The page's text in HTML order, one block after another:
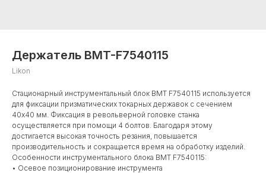
Держатель BMT-F7540115
Likon
Стационарный инструментальный блок BMT F7540115 используется
для фиксации призматических токарных державок с сечением
40x40 мм. Фиксация в револьверной головке станка
осуществляется при помощи 4 болтов. Благодаря этому
достигается высокая точность резания, повышается
производительность и сокращается время на обработку изделий.
Особенности инструментального блока BMT F7540115:
• Осевое позиционирование инструмента